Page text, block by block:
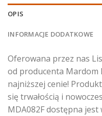
OPIS
INFORMACJE DODATKOWE
Oferowana przez nas
od producenta Mardom
najniższej cenie!
się trwałością i
MDA082F dostępna jest